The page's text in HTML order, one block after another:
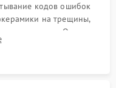
кодов ошибок
на трещины,
нагрева. Опрос
не видит посуду,